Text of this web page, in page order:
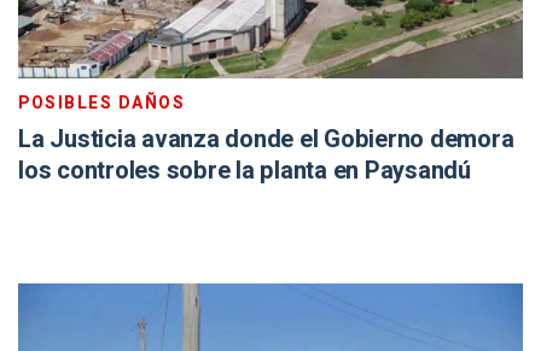
POSIBLES DAÑOS
La Justicia avanza donde el Gobierno demora
los controles sobre la planta en Paysandú